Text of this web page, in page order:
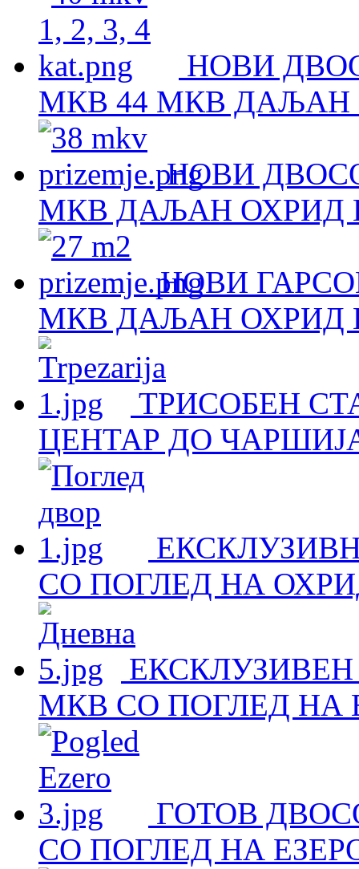
НОВИ
МКВ 44 МКВ ДАЉАН
НОВИ
МКВ ДАЉАН ОХРИД
НОВИ
МКВ ДАЉАН ОХРИД
ТРИСОБЕН
ЦЕНТАР ДО
СО ПОГЛЕД НА
МКВ СО ПОГЛЕД НА
ГОТОВ
СО ПОГЛЕД НА